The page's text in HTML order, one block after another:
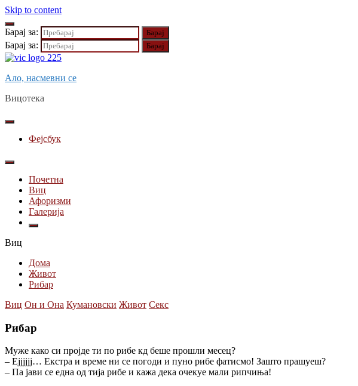
Skip to content
Барај за:
Барај за:
Ало, насмевни се
Вицотека
Фејсбук
Почетна
Виц
Афоризми
Галерија
Виц
Дома
Живот
Рибар
Виц Он и Она Кумановски Живот Секс
Рибар
Муже како си пројде ти по рибе кд беше прошли месец?
– Ејјјјјј… Екстра и време ни се погоди и пуно рибе фатисмо! Зашто прашуеш?
– Па јави се една од тија рибе и кажа дека очекуе мали рипчиња!